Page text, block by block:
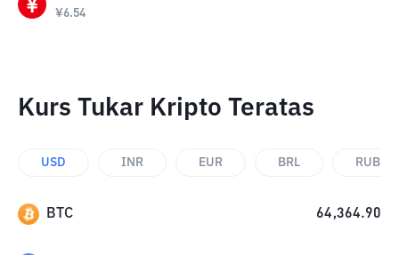
¥6.54
Kurs Tukar Kripto Teratas
USD INR EUR BRL RUB
BTC 64,364.90